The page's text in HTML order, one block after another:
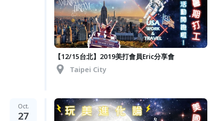
【12/15台北】2019美打會員Eric分享會
Taipei City
Oct.
27